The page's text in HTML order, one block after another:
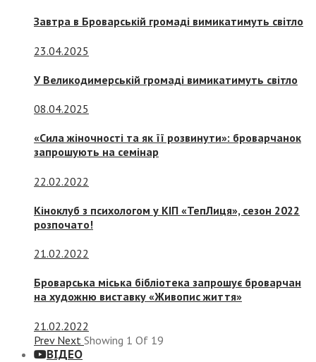
Завтра в Броварській громаді вимикатимуть світло
23.04.2025
У Великодимерській громаді вимикатимуть світло
08.04.2025
«Сила жіночності та як її розвинути»: броварчанок
запрошують на семінар
22.02.2022
Кіноклуб з психологом у КІП «ТепЛиця», сезон 2022
розпочато!
21.02.2022
Броварська міська бібліотека запрошує броварчан
на художню виставку «Живопис життя»
21.02.2022
Prev Next Showing 1 Of 19
ВІДЕО